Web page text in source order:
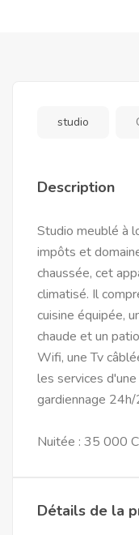
studio
Description
Studio meublé à
impôts et
chaussée, cet
climatisé. Il
cuisine équipée,
chaude et un
Wifi, une Tv
les services
gardiennage
Nuitée : 35 000
Détails de la